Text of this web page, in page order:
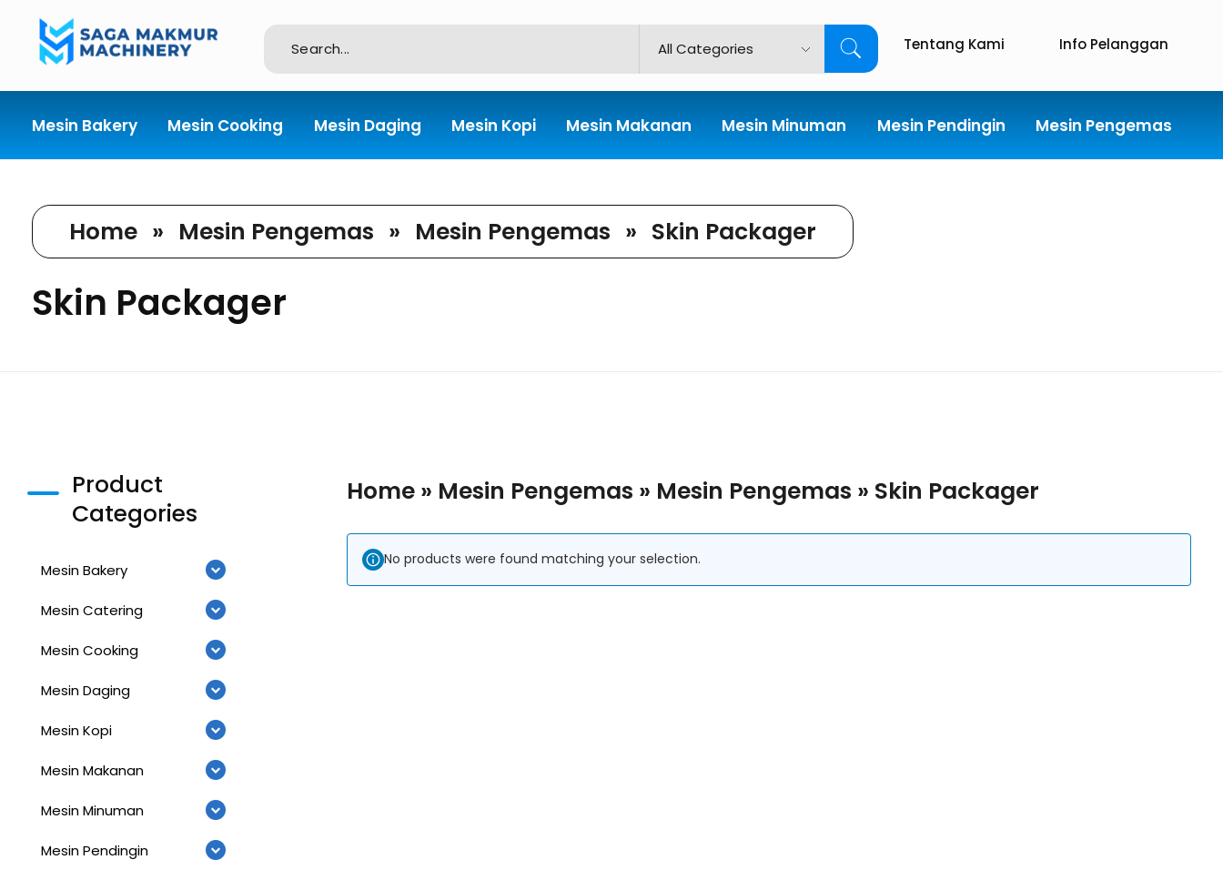
Tentang Kami Info Pelanggan
Mesin Bakery Mesin Cooking Mesin Daging Mesin Kopi Mesin Makanan Mesin Minuman Mesin Pendingin Mesin Pengemas
Home » Mesin Pengemas » Mesin Pengemas » Skin Packager
Skin Packager
Home» Mesin Pengemas » Mesin Pengemas » Skin Packager
No products were found matching your selection.
Product
Categories
Mesin Bakery
Mesin Catering
Mesin Cooking
Mesin Daging
Mesin Kopi
Mesin Makanan
Mesin Minuman
Mesin Pendingin